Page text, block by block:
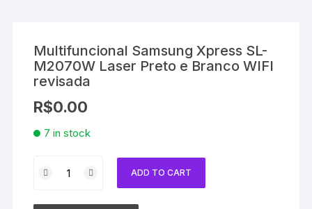
Multifuncional Samsung Xpress SL-
M2070W Laser Preto e Branco WIFI
revisada
R$0.00
7 in stock
Samsung
ADD TO CART